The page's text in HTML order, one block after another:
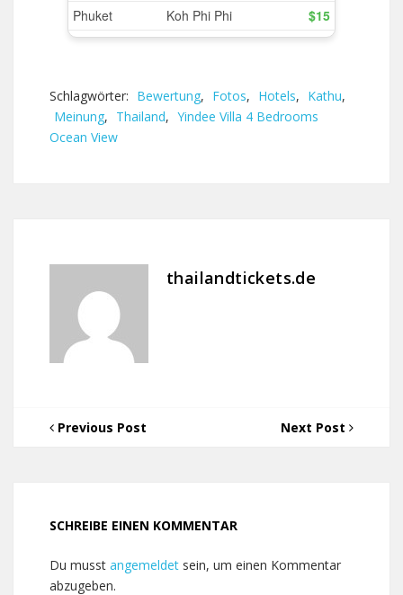
Schlagwörter: Bewertung, Fotos, Hotels, Kathu,
Meinung, Thailand, Yindee Villa 4 Bedrooms
Ocean View
thailandtickets.de
Previous Post Next Post
SCHREIBE EINEN KOMMENTAR
Du musst angemeldet sein, um einen Kommentar
abzugeben.